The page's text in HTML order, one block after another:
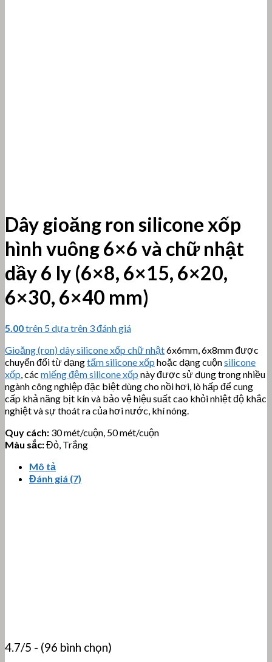
Dây gioăng ron silicone xốp
hình vuông 6×6 và chữ nhật
dầy 6 ly (6×8, 6×15, 6×20,
6×30, 6×40 mm)
5.00trên 5 dựa trên 3đánh giá
Gioăng (ron) dây silicone xốp chữ nhật6x6mm, 6x8mm được
chuyển đổi từ dạngtấm silicone xốp hoặc dạng cuộnsilicone
xốp, các miếng đệm silicone xốp này được sử dụng trong nhiều
ngành công nghiệp đặc biệt dùng cho nồi hơi, lò hấp để cung
cấp khả năng bịt kín và bảo vệ hiệu suất cao khỏi nhiệt độ khắc
nghiệt và sự thoát ra của hơi nước, khí nóng.
Quy cách: 30 mét/cuộn, 50 mét/cuộn
Màu sắc:Đỏ, Trắng
Mô tả
Đánh giá (7)
4.7/5 - (96 bình chọn)